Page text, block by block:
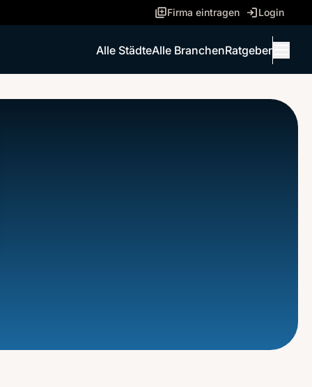
Firma eintragen Login
Alle StädteAlle BranchenRatgeber